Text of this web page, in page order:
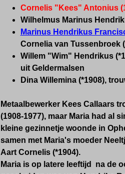
Cornelis "Kees" Antonius
Wilhelmus Marinus
Marinus Hendrikus
Cornelia van Tussenbroek
Willem "Wim" Hendrikus
uit Geldermalsen
Dina Willemina (*1908),
Metaalbewerker Kees Callaars
(1908-1977), maar Maria had al
kleine gezinnetjewoonde in
samen met Maria's moeder
Aart Cornelis (*1904).
Maria is op latere leeftijd na de